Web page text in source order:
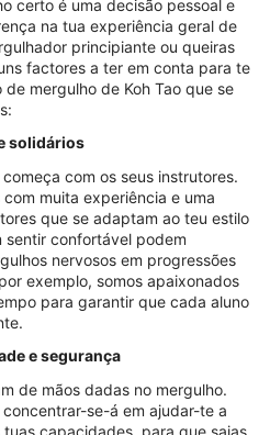
certo é uma decisão pessoal e
na tua experiência geral de
principiante ou queiras
factores a ter em conta para te
mergulho de Koh Tao que se
solidários
com os seus instrutores.
muita experiência e uma
que se adaptam ao teu estilo
confortável podem
nervosos em progressões
exemplo, somos apaixonados
para garantir que cada aluno
e segurança
de mãos dadas no mergulho.
se-á em ajudar-te a
capacidades, para que saias